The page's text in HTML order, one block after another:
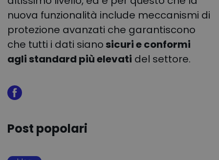
nuova funzionalità include meccanismi di
protezione avanzati che garantiscono
che tutti i dati sianosicuri e conformi
agli standard più elevati del settore.
Post popolari